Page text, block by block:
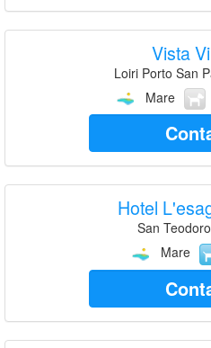
Vista
Loiri Porto San
Mare
Hotel
San
Mare